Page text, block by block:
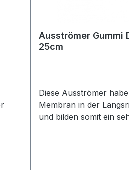
Ausströmer Gummi
25cm
Diese Ausströmer
Membran in der
und bilden somit ein